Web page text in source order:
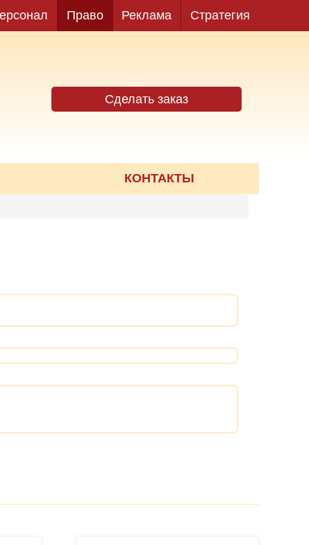
Право Реклама Стратегия
Сделать заказ
КОНТАКТЫ